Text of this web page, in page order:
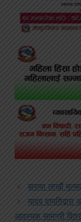
बारामा लाखौं
यादव
आवस्यक सामग्री